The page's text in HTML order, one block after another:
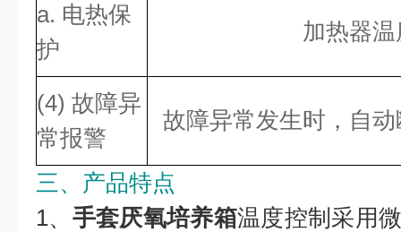
a. 电热保
护
加热器
(4) 故障异
常报警
故障异常发生时，自
三、产品特点
1、 手套厌氧培养箱温度控制采用